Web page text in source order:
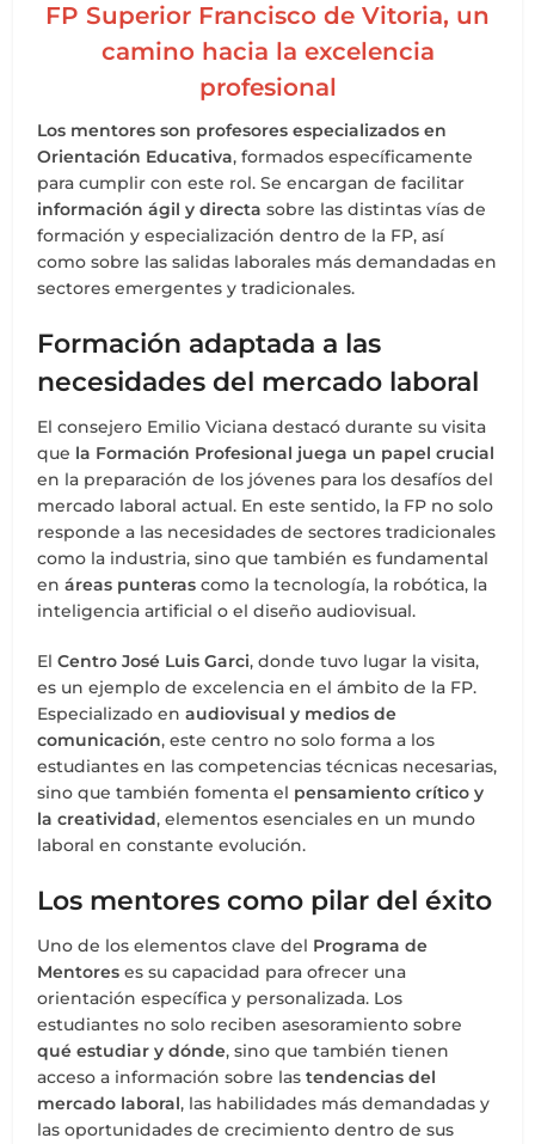
FP Superior Francisco de Vitoria, un
camino hacia la excelencia
profesional
Los mentores son profesores especializados en
Orientación Educativa, formados específicamente
para cumplir con este rol. Se encargan de facilitar
información ágil y directa sobre las distintas vías de
formación y especialización dentro de la FP, así
como sobre las salidas laborales más demandadas en
sectores emergentes y tradicionales.
Formación adaptada a las
necesidades del mercado laboral
El consejero Emilio Viciana destacó durante su visita
que la Formación Profesional juega un papel crucial
en la preparación de los jóvenes para los desafíos del
mercado laboral actual. En este sentido, la FP no solo
responde a las necesidades de sectores tradicionales
como la industria, sino que también es fundamental
enáreas punteras como la tecnología, la robótica, la
inteligencia artificial o el diseño audiovisual.
ElCentro José Luis Garci, donde tuvo lugar la visita,
es un ejemplo de excelencia en el ámbito de la FP.
Especializado enaudiovisual y medios de
comunicación, este centro no solo forma a los
estudiantes en las competencias técnicas necesarias,
sino que también fomenta el pensamiento crítico y
la creatividad, elementos esenciales en un mundo
laboral en constante evolución.
Los mentores como pilar del éxito
Uno de los elementos clave del Programa de
Mentores es su capacidad para ofrecer una
orientación específica y personalizada. Los
estudiantes no solo reciben asesoramiento sobre
qué estudiar y dónde, sino que también tienen
acceso a información sobre lastendencias del
mercado laboral, las habilidades más demandadas y
las oportunidades de crecimiento dentro de sus